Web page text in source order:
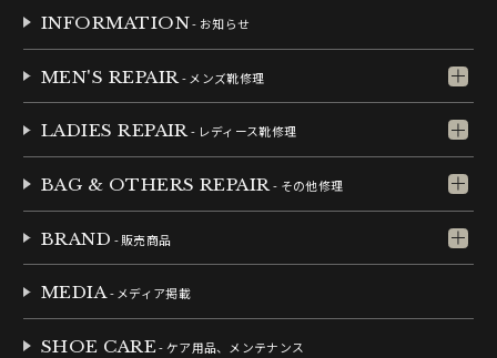
INFORMATION- お知らせ
MEN'S REPAIR - メンズ靴修理
LADIES REPAIR- レディース靴修理
BAG & OTHERS REPAIR- その他修理
BRAND - 販売商品
MEDIA- メディア掲載
SHOE CARE- ケア用品、メンテナンス